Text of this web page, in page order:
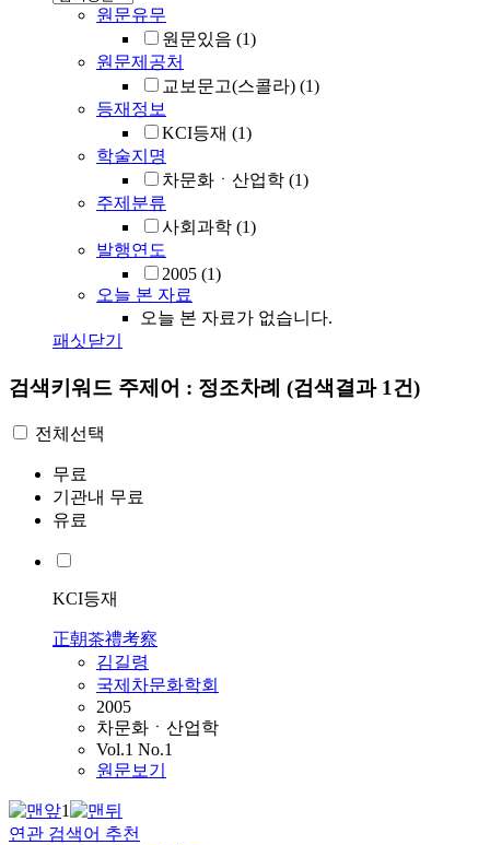
원문유무
원문있음 (1)
원문제공처
교보문고(스콜라) (1)
등재정보
KCI등재 (1)
학술지명
차문화ㆍ산업학 (1)
주제분류
사회과학 (1)
발행연도
2005 (1)
오늘 본 자료
오늘 본 자료가 없습니다.
패싯닫기
검색키워드 주제어 : 정조차례 (검색결과 1건)
전체선택
무료
기관내 무료
유료
KCI등재
正朝茶禮考察
김길령
국제차문화학회
2005
차문화ㆍ산업학
Vol.1 No.1
원문보기
1
연관 검색어 추천